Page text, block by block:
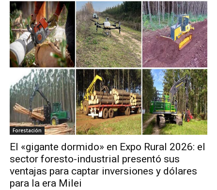
Forestación
El «gigante dormido» en Expo Rural 2026: el
sector foresto-industrial presentó sus
ventajas para captar inversiones y dólares
para la era Milei